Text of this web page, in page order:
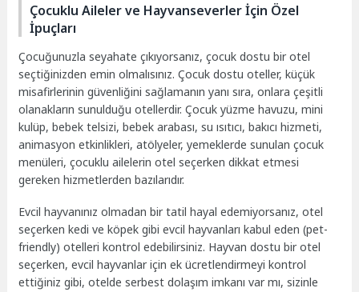
Çocuklu Aileler ve Hayvanseverler İçin Özel
İpuçları
Çocuğunuzla seyahate çıkıyorsanız, çocuk dostu bir otel
seçtiğinizden emin olmalısınız. Çocuk dostu oteller, küçük
misafirlerinin güvenliğini sağlamanın yanı sıra, onlara çeşitli
olanakların sunulduğu otellerdir. Çocuk yüzme havuzu, mini
kulüp, bebek telsizi, bebek arabası, su ısıtıcı, bakıcı hizmeti,
animasyon etkinlikleri, atölyeler, yemeklerde sunulan çocuk
menüleri, çocuklu ailelerin otel seçerken dikkat etmesi
gereken hizmetlerden bazılarıdır.
Evcil hayvanınız olmadan bir tatil hayal edemiyorsanız, otel
seçerken kedi ve köpek gibi evcil hayvanları kabul eden (pet-
friendly) otelleri kontrol edebilirsiniz. Hayvan dostu bir otel
seçerken, evcil hayvanlar için ek ücretlendirmeyi kontrol
ettiğiniz gibi, otelde serbest dolaşım imkanı var mı, sizinle